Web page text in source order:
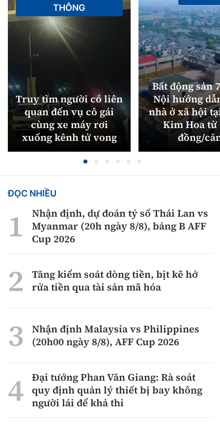
Truy tìm người có liên
quan đến vụ cô gái
cùng xe máy rơi
xuống kênh tử vong
THÔNG
Bất động sản
Nội hướng
nhà ở xã hội
Kim Hoa từ
đồng/
ĐỌC NHIỀU
Nhận định, dự đoán tỷ số Thái Lan vs
Myanmar (20h ngày 8/8), bảng B AFF
Cup 2026
Tăng kiểm soát dòng tiền, bịt kẽ hở
rửa tiền qua tài sản mã hóa
Nhận định Malaysia vs Philippines
(20h00 ngày 8/8), AFF Cup 2026
Đại tướng Phan Văn Giang: Rà soát
quy định quản lý thiết bị bay không
người lái để khả thi